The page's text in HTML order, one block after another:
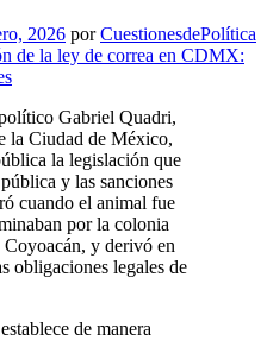
2026 porCuestionesdePolítica
Gabriel Quadri,
la Ciudad de México,
la legislación que
y las sanciones
cuando el animal fue
por la colonia
y derivó en
obligaciones legales de
de manera